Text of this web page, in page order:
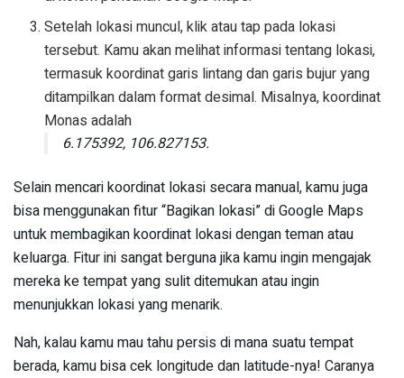
Setelah lokasi muncul, klik atau tap pada lokasi
tersebut. Kamu akan melihat informasi tentang lokasi,
termasuk koordinat garis lintang dan garis bujur yang
ditampilkan dalam format desimal. Misalnya, koordinat
Monas adalah
6.175392, 106.827153.
Selain mencari koordinat lokasi secara manual, kamu juga
bisa menggunakan fitur “Bagikan lokasi” di Google Maps
untuk membagikan koordinat lokasi dengan teman atau
keluarga. Fitur ini sangat berguna jika kamu ingin mengajak
mereka ke tempat yang sulit ditemukan atau ingin
menunjukkan lokasi yang menarik.
Nah, kalau kamu mau tahu persis di mana suatu tempat
berada, kamu bisa cek longitude dan latitude-nya! Caranya